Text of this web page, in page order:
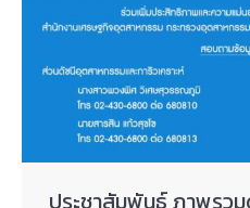
ประชาสัมพันธ์ ภาพรว